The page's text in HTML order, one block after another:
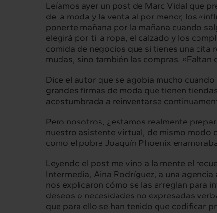
Intermèdia
Sobre nosotros
Interrelación
Leíamos ayer un post de Marc Vidal que
de la moda y la venta al por menor, los
ponerte mañana por la mañana cuando
elegirá por ti la ropa, el calzado y los
comida de negocios que si tienes una cita
mudas, sino también las compras.
Dice el autor que se agobia mucho
grandes firmas de moda que tienen
acostumbrada a reinventarse
Pero nosotros, ¿estamos realmente
nuestro asistente virtual, de mismo modo
como el pobre Joaquín Phoenix
Leyendo el post me vino a la mente el
Intermedia, Aina Rodríguez, a una
nos explicaron cómo se las arreglan para
deseos o necesidades no expresadas
que para ello se han tenido que codificar